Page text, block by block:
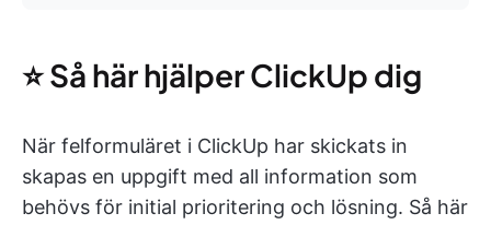
⭐️ Så här hjälper ClickUp dig
När felformuläret i ClickUp har skickats in
skapas en uppgift med all information som
behövs för initial prioritering och lösning. Så här